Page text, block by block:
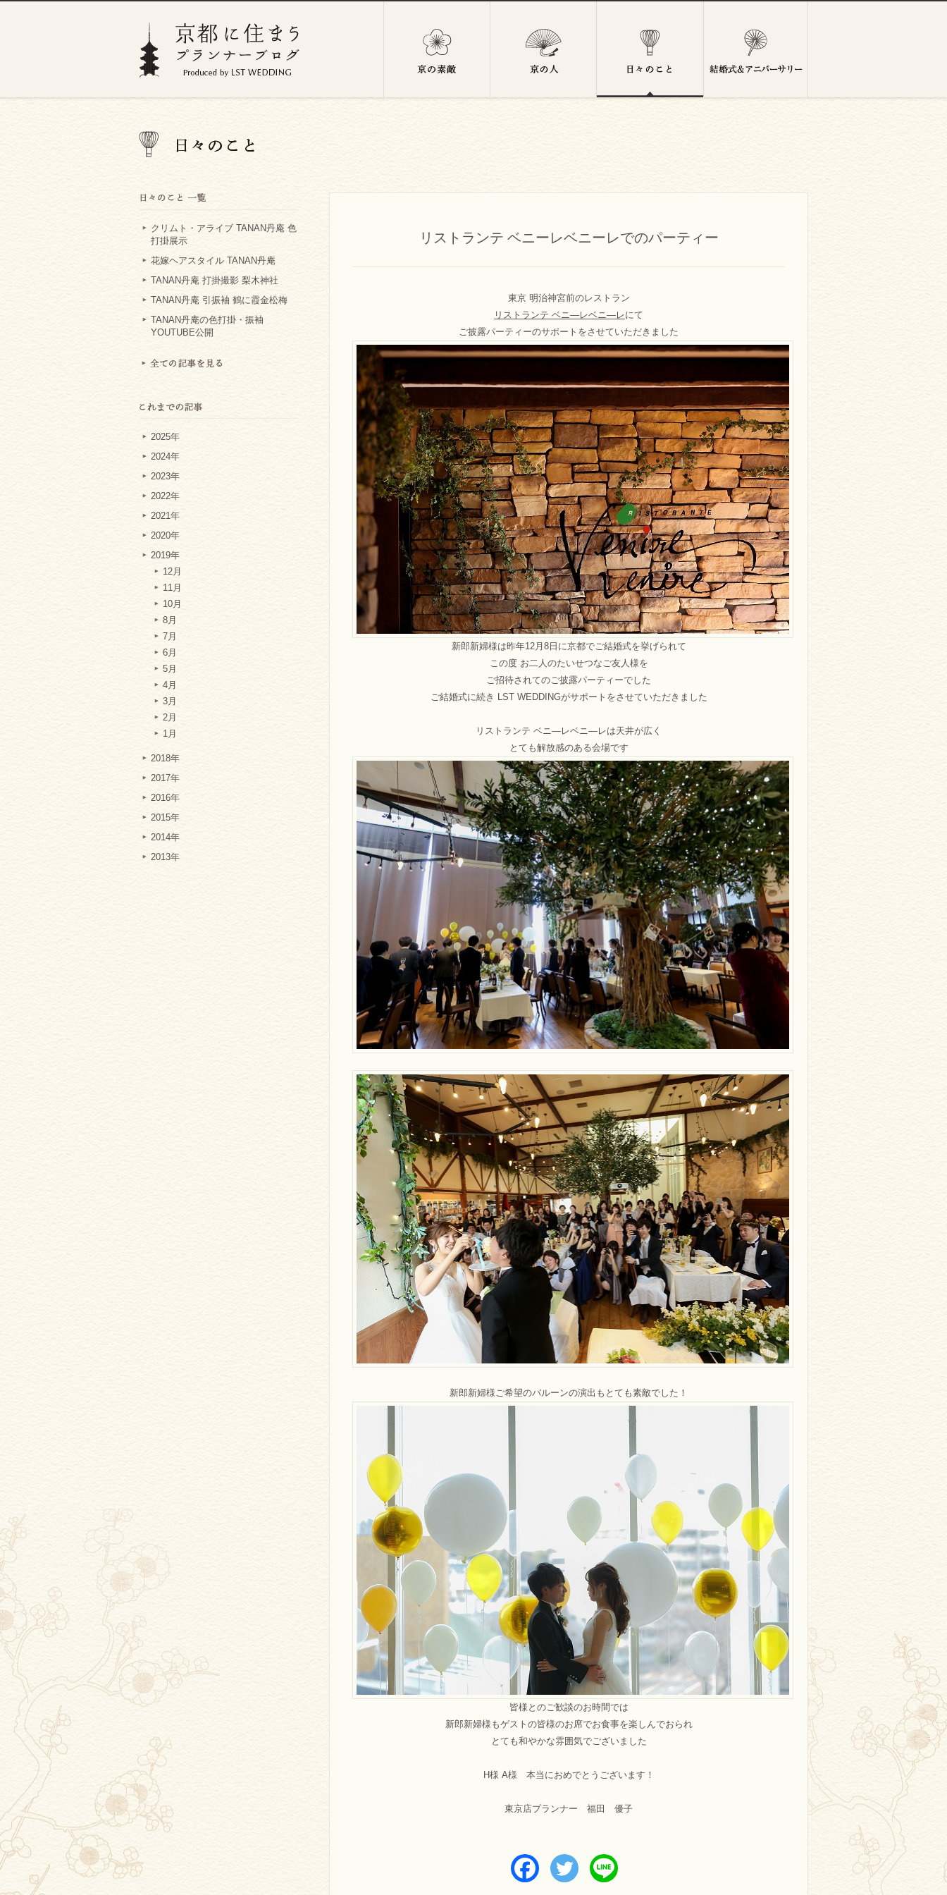
クリムト・アライブ TANAN丹庵 色
打掛展示
花嫁ヘアスタイル TANAN丹庵
TANAN丹庵 打掛撮影 梨木神社
TANAN丹庵 引振袖 鶴に霞金松梅
TANAN丹庵の色打掛・振袖
YOUTUBE公開
2025年
2024年
2023年
2022年
2021年
2020年
2019年
12月
11月
10月
8月
7月
6月
5月
4月
3月
2月
1月
2018年
2017年
2016年
2015年
2014年
2013年
リストランテ ベニーレベニーレでのパーティー
東京 明治神宮前のレストラン
リストランテ ベニ―レベニ―レにて
ご披露パーティーのサポートをさせていただきました
新郎新婦様は昨年12月8日に京都でご結婚式を挙げられて
この度 お二人のたいせつなご友人様を
ご招待されてのご披露パーティーでした
ご結婚式に続き LST WEDDINGがサポートをさせていただきました
リストランテ ベニ―レベニ―レは天井が広く
とても解放感のある会場です
新郎新婦様ご希望のバルーンの演出もとても素敵でした！
皆様とのご歓談のお時間では
新郎新婦様もゲストの皆様のお席でお食事を楽しんでおられ
とても和やかな雰囲気でございました
H様 A様 本当におめでとうございます！
東京店プランナー 福田 優子